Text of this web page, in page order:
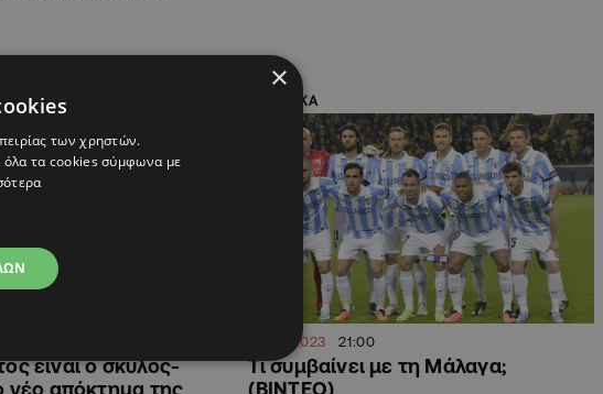
είναι ο σκύλος-
νέο απόκτημα της
ΑΘΛΗΤΙΚΑ
22.08.2023 21:00
Τι συμβαίνει με τη Μάλαγα;
(ΒΙΝΤΕΟ)
×
των χρηστών.
όλα τα cookies σύμφωνα με